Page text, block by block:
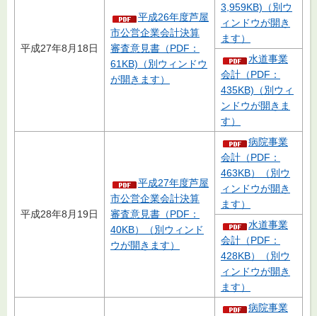
平成27年8月18日
平成26年度芦屋
市公営企業会計決算
審査意見書（PDF：
61KB)（別ウィンドウ
が開きます）
3,959KB)（別ウ
ィンドウが開き
ます）
水道事業
会計（PDF：
435KB)（別ウィ
ンドウが開きま
す）
平成28年8月19日
平成27年度芦屋
市公営企業会計決算
審査意見書（PDF：
40KB）（別ウィンド
ウが開きます）
病院事業
会計（PDF：
463KB）（別ウ
ィンドウが開き
ます）
水道事業
会計（PDF：
428KB）（別ウ
ィンドウが開き
ます）
病院事業